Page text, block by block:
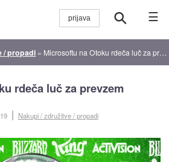
☰
/ propadi » Microsoftu na Otoku rdeča luč za prevzem Activisiona
rdeča luč za prevzem
Nakupi / združitve / propadi